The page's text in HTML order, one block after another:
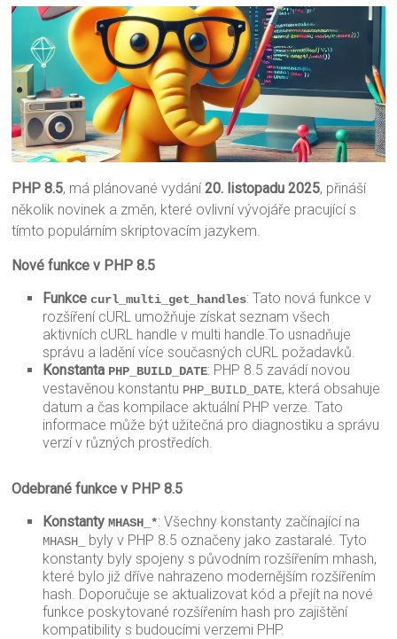
PHP 8.5, má plánované vydání20. listopadu 2025, přináší
několik novinek a změn, které ovlivní vývojáře pracující s
tímto populárním skriptovacím jazykem.
Nové funkce v PHP 8.5
Funkcecurl_multi_get_handles: Tato nová funkce v
rozšíření cURL umožňuje získat seznam všech
aktivních cURL handle v multi handle.To usnadňuje
správu a ladění více současných cURL požadavků.
Konstanta PHP_BUILD_DATE: PHP 8.5 zavádí novou
vestavěnou konstantu PHP_BUILD_DATE, která obsahuje
datum a čas kompilace aktuální PHP verze. Tato
informace může být užitečná pro diagnostiku a správu
verzí v různých prostředích.
Odebrané funkce v PHP 8.5
KonstantyMHASH_*: Všechny konstanty začínající na
MHASH_
byly v PHP 8.5 označeny jako zastaralé. Tyto
konstanty byly spojeny s původním rozšířením mhash,
které bylo již dříve nahrazeno modernějším rozšířením
hash. Doporučuje se aktualizovat kód a přejít na nové
funkce poskytované rozšířením hash pro zajištění
kompatibility s budoucími verzemi PHP.